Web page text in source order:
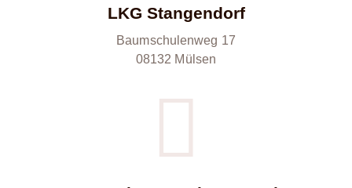
LKG Stangendorf
Baumschulenweg 17
08132 Mülsen